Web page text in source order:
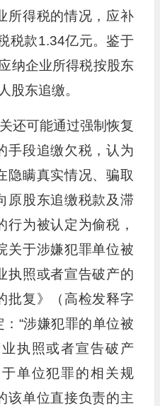
所得税的情况，应补
税款1.34亿元。鉴于
纳企业所得税按股东
股东追缴。
还可能通过强制恢复
手段追缴欠税，认为
隐瞒真实情况、骗取
原股东追缴税款及滞
行为被认定为偷税，
关于涉嫌犯罪单位被
执照或者宣告破产的
批复》（高检发释字
：“涉嫌犯罪的单位被
执照或者宣告破产
单位犯罪的相关规
该单位直接负责的主